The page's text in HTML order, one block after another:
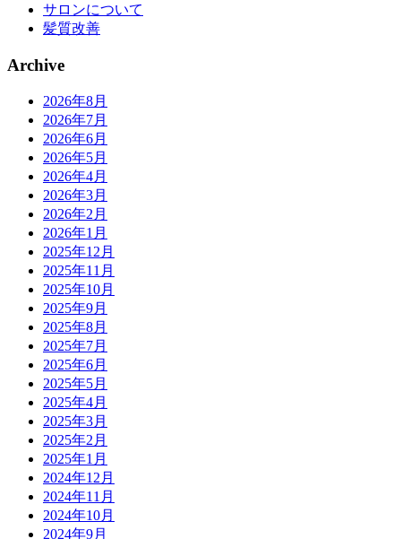
サロンについて
髪質改善
Archive
2026年8月
2026年7月
2026年6月
2026年5月
2026年4月
2026年3月
2026年2月
2026年1月
2025年12月
2025年11月
2025年10月
2025年9月
2025年8月
2025年7月
2025年6月
2025年5月
2025年4月
2025年3月
2025年2月
2025年1月
2024年12月
2024年11月
2024年10月
2024年9月